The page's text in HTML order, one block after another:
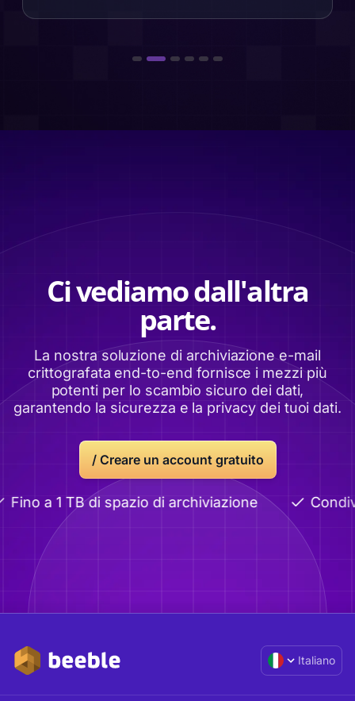
Ci vediamo dall'altra
parte.
La nostra soluzione di archiviazione e-mail
crittografata end-to-end fornisce i mezzi più
potenti per lo scambio sicuro dei dati,
garantendo la sicurezza e la privacy dei tuoi dati.
/ Creare un account gratuito
a 1 TB di spazio di archiviazione
Italiano